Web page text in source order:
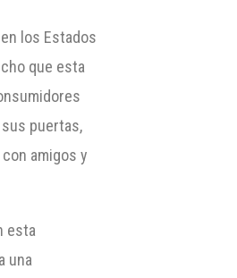
los Estados
que esta
puertas,
amigos y
esta
una